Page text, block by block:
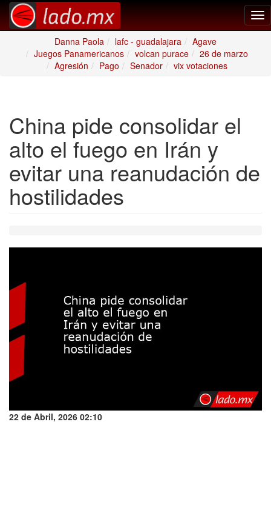
Danna Paola
lafc - guadalajara
Agave
Juegos Panamericanos
volcan purace
26 de marzo
Agresión
Pago Senador vix votaciones
China pide consolidar el
alto el fuego en Irán y
evitar una reanudación de
hostilidades
22 de Abril, 2026 02:10